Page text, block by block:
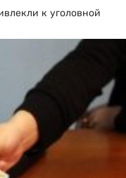
к уголовной